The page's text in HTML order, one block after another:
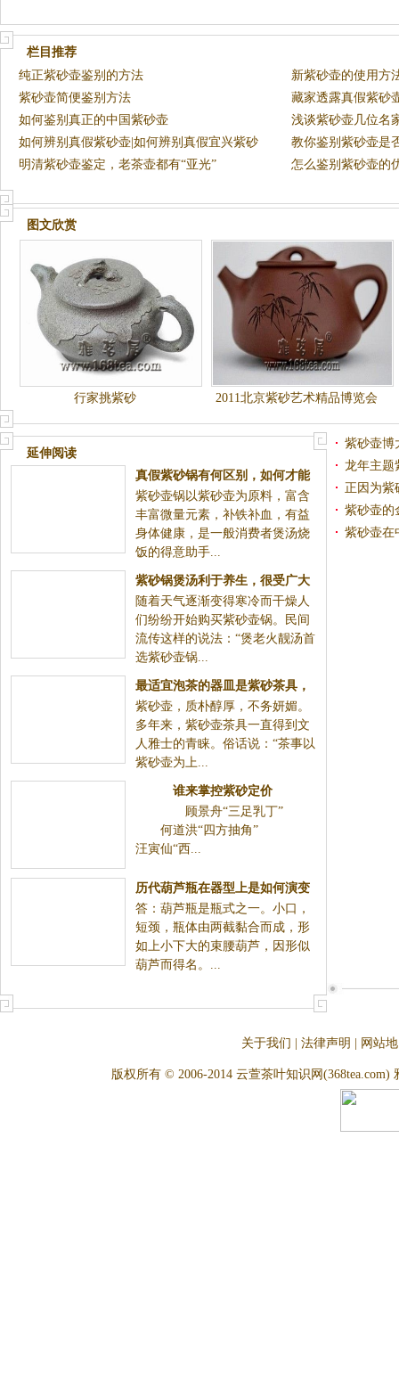
栏目推荐
纯正紫砂壶鉴别的方法
新紫砂壶的使用方
紫砂壶简便鉴别方法
藏家透露真假紫砂
如何鉴别真正的中国紫砂壶
浅谈紫砂壶几位名
如何辨别真假紫砂壶|如何辨别真假宜兴紫砂
壶
教你鉴别紫砂壶是
明清紫砂壶鉴定，老茶壶都有“亚光”
怎么鉴别紫砂壶的
图文欣赏
行家挑紫砂
2011北京紫砂艺术精品博览会
举办
延伸阅读
真假紫砂锅有何区别，如何才能
买到令人放心的产品？
紫砂壶锅以紫砂壶为原料，富含
丰富微量元素，补铁补血，有益
身体健康，是一般消费者煲汤烧
饭的得意助手...
紫砂锅煲汤利于养生，很受广大
消费者的青睐
随着天气逐渐变得寒冷而干燥人
们纷纷开始购买紫砂壶锅。民间
流传这样的说法：“煲老火靓汤首
选紫砂壶锅...
最适宜泡茶的器皿是紫砂茶具，
可以最大限度发挥茶香
紫砂壶，质朴醇厚，不务妍媚。
多年来，紫砂壶茶具一直得到文
人雅士的青睐。俗话说：“茶事以
紫砂壶为上...
谁来掌控紫砂定价
顾景舟“三足乳丁”
何道洪“四方抽角”
汪寅仙“西...
历代葫芦瓶在器型上是如何演变
的
答：葫芦瓶是瓶式之一。小口，
短颈，瓶体由两截黏合而成，形
如上小下大的束腰葫芦，因形似
葫芦而得名。...
紫砂壶博
捧与喜爱
龙年主题
正因为紫
始认识到
紫砂壶的
次发展
紫砂壶在
关于我们 法律声明 网站
版权所有 © 2006-2014 云萱茶叶知识网